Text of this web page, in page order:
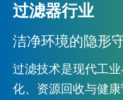
过滤器行业
洁净环境的隐形
过滤技术是现代工
化、资源回收与健